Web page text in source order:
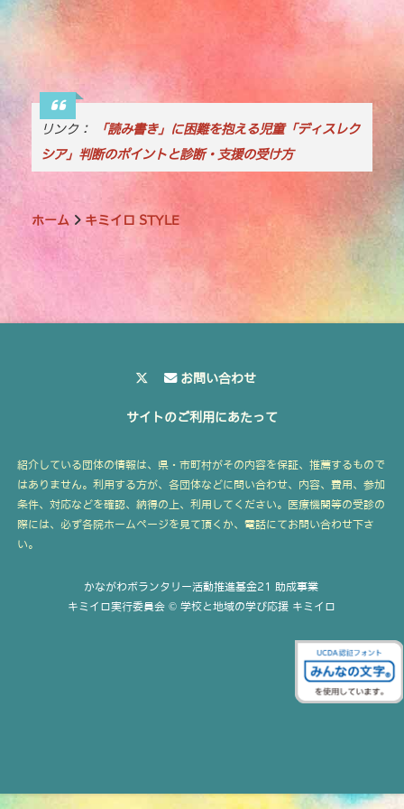
リンク：
「読み書き」に困難を抱える児童「ディスレク
シア」判断のポイントと診断・支援の受け方
ホーム キミイロ STYLE
お問い合わせ
サイトのご利用にあたって
紹介している団体の情報は、県・市町村がその内容を保証、推薦するもので
はありません。利用する方が、各団体などに問い合わせ、内容、費用、参加
条件、対応などを確認、納得の上、利用してください。医療機関等の受診の
際には、必ず各院ホームページを見て頂くか、電話にてお問い合わせ下さ
い。
かながわボランタリー活動推進基金21 助成事業
キミイロ実行委員会 © 学校と地域の学び応援 キミイロ